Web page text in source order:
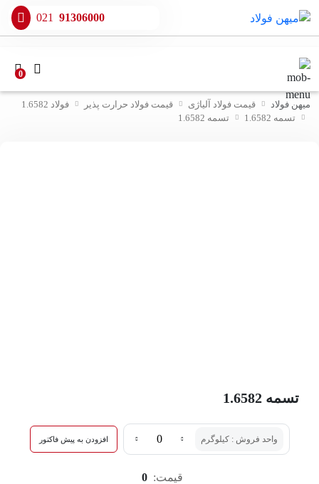
021 91306000
0
میهن فولاد قیمت فولاد آلیاژی قیمت فولاد حرارت پذیر
فولاد 1.6582
تسمه 1.6582
تسمه 1.6582
تسمه 1.6582
قیمت: 0
واحد فروش : کیلوگرم افزودن به پیش فاکتور